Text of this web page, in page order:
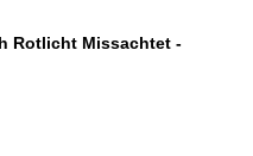
Rotlicht Missachtet -